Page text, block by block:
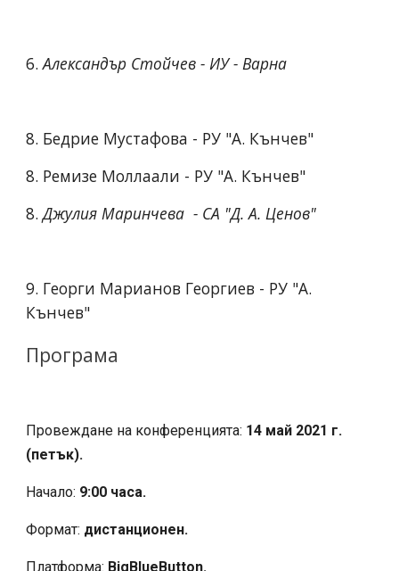
6. Александър Стойчев - ИУ - Варна
8. Бедрие Мустафова - РУ "А. Кънчев"
8. Ремизе Моллаали - РУ "А. Кънчев"
8. Джулия Маринчева  - СА "Д. А. Ценов"
9. Георги Марианов Георгиев - РУ "А.
Кънчев"
Програма
Провеждане на конференцията: 14 май 2021 г.
(петък).
Начало: 9:00 часа.
Формат: дистанционен.
Платформа: BigBlueButton.